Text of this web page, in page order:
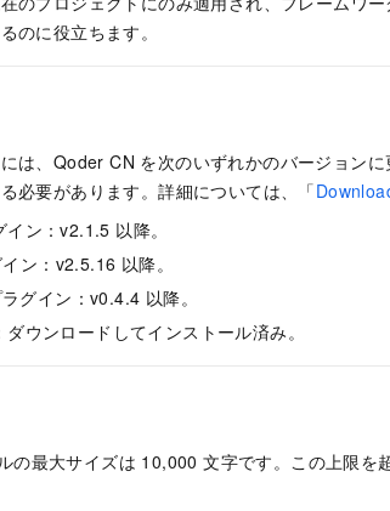
のに役立ちます。
は、 Qoder CN を次のいずれかのバージョン
必要があります。詳細については、「
ン：v2.1.5 以降。
ン：v2.5.16 以降。
グイン：v0.4.4 以降。
ウンロードしてインストール済み。
の最大サイズは 10,000 文字です。この上限を